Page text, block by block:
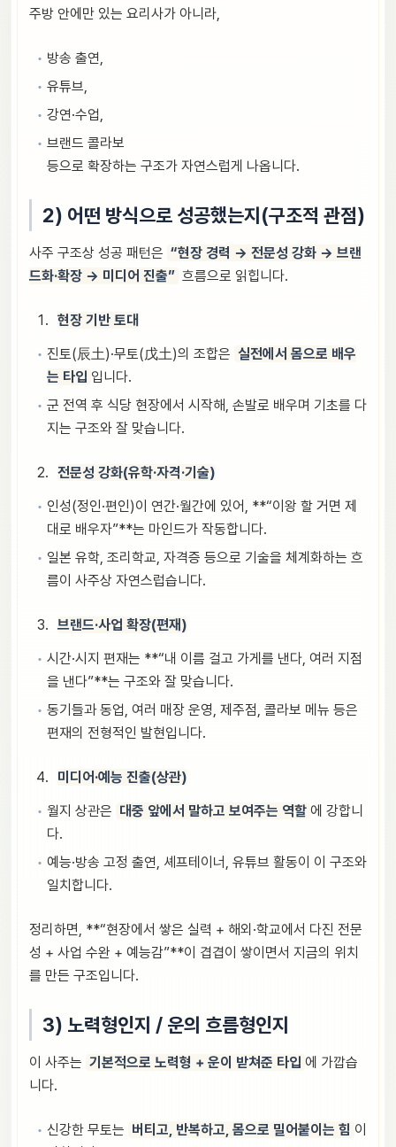
주방 안에만 있는 요리사가 아니라,
방송 출연,
유튜브,
강연·수업,
브랜드 콜라보
등으로 확장하는 구조가 자연스럽게 나옵니다.
2) 어떤 방식으로 성공했는지(구조적 관점)
사주 구조상 성공 패턴은 “현장 경력 → 전문성 강화 → 브랜
드화·확장 → 미디어 진출” 흐름으로 읽힙니다.
현장 기반 토대
진토(辰土)·무토(戊土)의 조합은 실전에서 몸으로 배우
는 타입 입니다.
군 전역 후 식당 현장에서 시작해, 손발로 배우며 기초를 다
지는 구조와 잘 맞습니다.
전문성 강화(유학·자격·기술)
인성(정인·편인)이 연간·월간에 있어, **“이왕 할 거면 제
대로 배우자”**는 마인드가 작동합니다.
일본 유학, 조리학교, 자격증 등으로 기술을 체계화하는 흐
름이 사주상 자연스럽습니다.
브랜드·사업 확장(편재)
시간·시지 편재는 **“내 이름 걸고 가게를 낸다, 여러 지점
을 낸다”**는 구조와 잘 맞습니다.
동기들과 동업, 여러 매장 운영, 제주점, 콜라보 메뉴 등은
편재의 전형적인 발현입니다.
미디어·예능 진출(상관)
월지 상관은 대중 앞에서 말하고 보여주는 역할 에 강합니
다.
예능·방송 고정 출연, 셰프테이너, 유튜브 활동이 이 구조와
일치합니다.
정리하면, **“현장에서 쌓은 실력 + 해외·학교에서 다진 전문
성 + 사업 수완 + 예능감”**이 겹겹이 쌓이면서 지금의 위치
를 만든 구조입니다.
3) 노력형인지 / 운의 흐름형인지
이 사주는 기본적으로 노력형 + 운이 받쳐준 타입 에 가깝습
니다.
신강한 무토는 버티고, 반복하고, 몸으로 밀어붙이는 힘 이